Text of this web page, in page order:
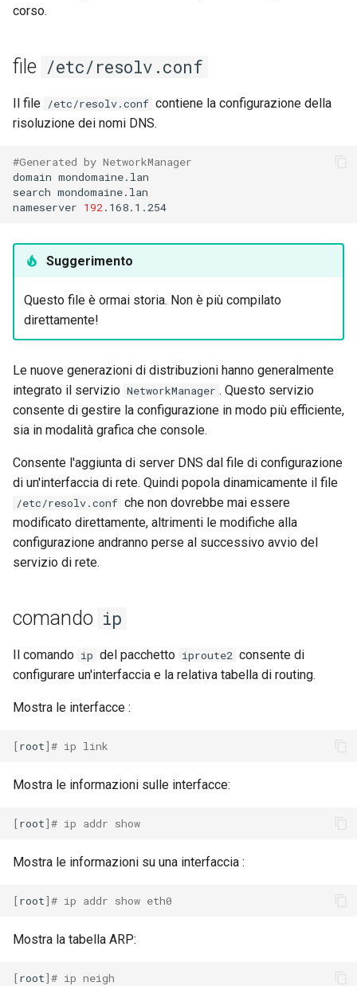
corso.
file /etc/resolv.conf
Il file /etc/resolv.conf contiene la configurazione della
risoluzione dei nomi DNS.
#Generated by NetworkManager
domain mondomaine.lan
search mondomaine.lan
nameserver 192
Suggerimento
Questo file è ormai storia. Non è più compilato
direttamente!
Le nuove generazioni di distribuzioni hanno generalmente
integrato il servizio NetworkManager . Questo servizio
consente di gestire la configurazione in modo più efficiente,
sia in modalità grafica che console.
Consente l'aggiunta di server DNS dal file di configurazione
di un'interfaccia di rete. Quindi popola dinamicamente il file
/etc/resolv.conf che non dovrebbe mai essere
modificato direttamente, altrimenti le modifiche alla
configurazione andranno perse al successivo avvio del
servizio di rete.
comando ip
Il comando ip del pacchetto iproute2 consente di
configurare un'interfaccia e la relativa tabella di routing.
Mostra le interfacce :
[root]# ip link
Mostra le informazioni sulle interfacce:
[root]# ip addr show
Mostra le informazioni su una interfaccia :
[root]# ip addr show eth0
Mostra la tabella ARP:
[root]# ip neigh